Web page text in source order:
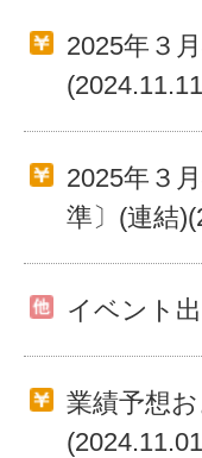
2025年３
2025年３
準〕(連結
イベント
業績予想